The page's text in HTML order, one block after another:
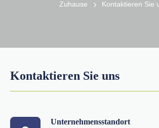
Zuhause Kontaktieren Sie
Kontaktieren Sie uns
Unternehmensstandort